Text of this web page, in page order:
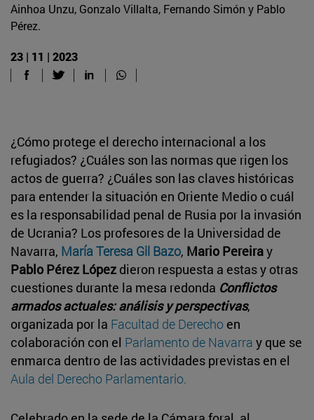
Ainhoa Unzu, Gonzalo Villalta, Fernando Simón y Pablo
Pérez.
23 | 11 | 2023
¿Cómo protege el derecho internacional a los
refugiados? ¿Cuáles son las normas que rigen los
actos de guerra? ¿Cuáles son las claves históricas
para entender la situación en Oriente Medio o cuál
es la responsabilidad penal de Rusia por la invasión
de Ucrania? Los profesores de la Universidad de
Navarra, María Teresa Gil Bazo, Mario Pereiray
Pablo Pérez López dieron respuesta a estas y otras
cuestiones durante la mesa redonda Conflictos
armados actuales: análisis y perspectivas,
organizada por la Facultad de Derecho en
colaboración con el Parlamento de Navarra y que se
enmarca dentro de las actividades previstas en el
Aula del Derecho Parlamentario.